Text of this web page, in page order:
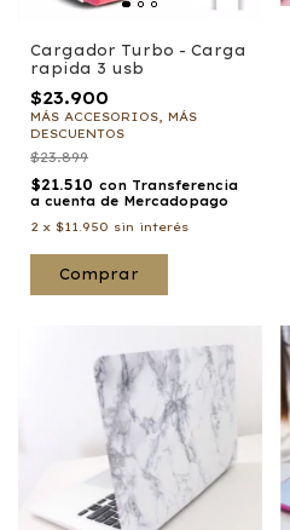
Cargador Turbo - Carga
rapida 3 usb
$23.900
MÁS ACCESORIOS, MÁS
DESCUENTOS
$23.899
$21.510 con Transferencia
a cuenta de Mercadopago
2 x $11.950 sin interés
Comprar